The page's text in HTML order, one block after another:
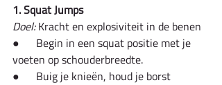
1. Squat Jumps
Doel: Kracht en explosiviteit in de benen
●      Begin in een squat positie met je
voeten op schouderbreedte.
●      Buig je knieën, houd je borst